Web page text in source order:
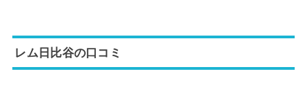
レム日比谷の口コミ